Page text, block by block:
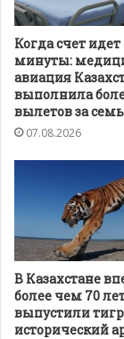
Когда счет идет
минуты:
авиация
выполнила
вылетов за
07.08.2026
В Казахстане
более чем 70
выпустили
исторический